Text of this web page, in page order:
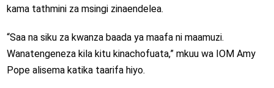
kama tathmini za msingi zinaendelea.
“Saa na siku za kwanza baada ya maafa ni maamuzi.
Wanatengeneza kila kitu kinachofuata,” mkuu wa IOM Amy
Pope alisema katika taarifa hiyo.